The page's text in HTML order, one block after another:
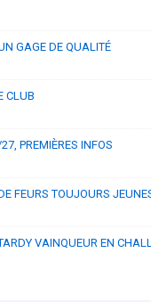
GAGE DE QUALITÉ
CLUB
PREMIÈRES INFOS
FEURS TOUJOURS
VAINQUEUR EN